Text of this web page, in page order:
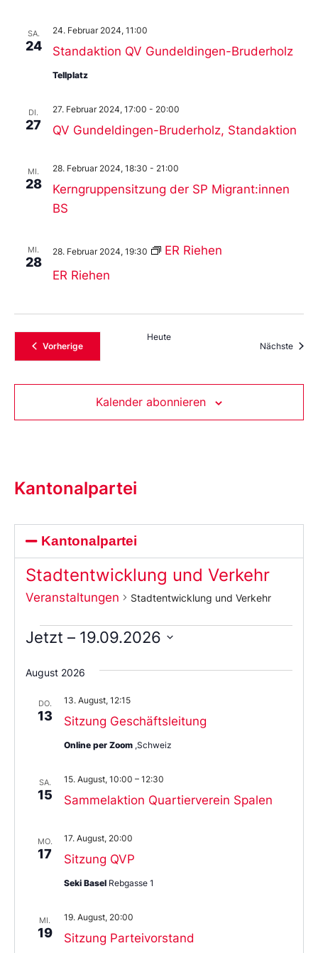
SA.
24 Standaktion QV Gundeldingen-Bruderholz
24. Februar 2024, 11:00
Tellplatz
DI.
27 QV Gundeldingen-Bruderholz, Standaktion
27. Februar 2024, 17:00 - 20:00
MI.
28
Kerngruppensitzung der SP Migrant:innen
BS
28. Februar 2024, 18:30 - 21:00
MI.
28
ER Riehen
28. Februar 2024, 19:30 ER Riehen
VorherigeVeranstaltungen
Heute
Nächste
Kalender abonnieren
Kantonalpartei
Kantonalpartei
Stadtentwicklung und Verkehr
Veranstaltungen Stadtentwicklung und Verkehr
Jetzt – 19.09.2026
Sie
das
aus.
August 2026
DO.
13 Sitzung Geschäftsleitung
13. August, 12:15
Online per Zoom ,Schweiz
SA.
15 Sammelaktion Quartierverein Spalen
15. August, 10:00 – 12:30
MO.
17 Sitzung QVP
17. August, 20:00
Seki Basel Rebgasse 1
MI.
19 Sitzung Parteivorstand
19. August, 20:00